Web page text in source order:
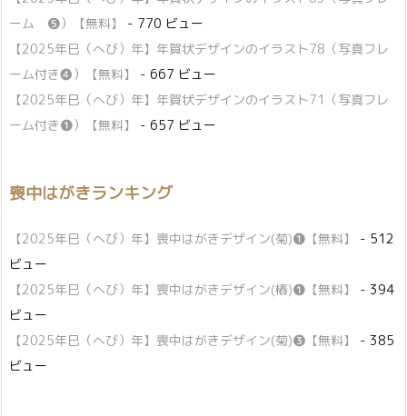
ーム ❺）【無料】
- 770 ビュー
【2025年巳（へび）年】年賀状デザインのイラスト78（写真フレ
ーム付き❹）【無料】
- 667 ビュー
【2025年巳（へび）年】年賀状デザインのイラスト71（写真フレ
ーム付き❶）【無料】
- 657 ビュー
喪中はがきランキング
【2025年巳（へび）年】喪中はがきデザイン(菊)❶【無料】
- 512
ビュー
【2025年巳（へび）年】喪中はがきデザイン(椿)❶【無料】
- 394
ビュー
【2025年巳（へび）年】喪中はがきデザイン(菊)❸【無料】
- 385
ビュー